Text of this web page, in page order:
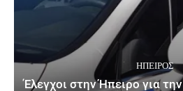
ΉΠΕΙΡΟΣ
Έλεγχοι στην Ήπειρο για